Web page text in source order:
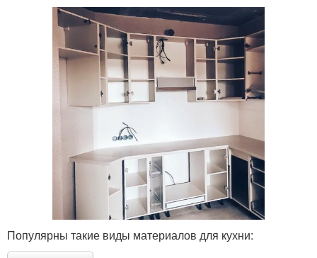
Популярны такие виды материалов для кухни: